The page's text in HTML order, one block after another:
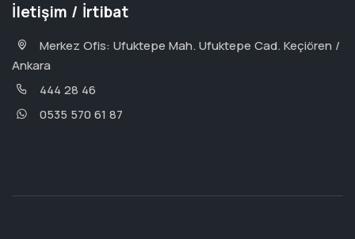
İletişim / İrtibat
Merkez Ofis: Ufuktepe Mah. Ufuktepe Cad. Keçiören /
Ankara
444 28 46
0535 570 61 87